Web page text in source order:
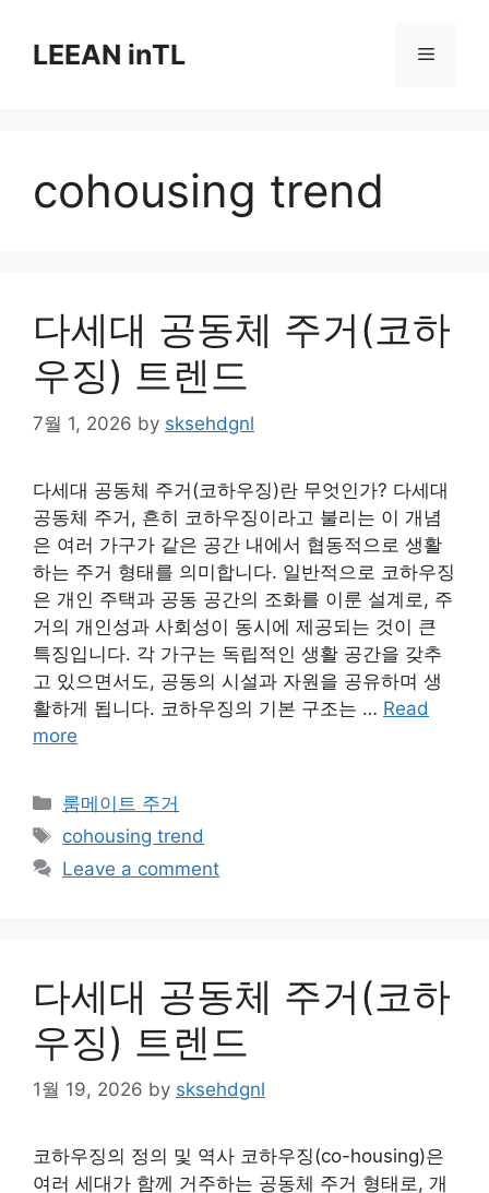
contentLEEAN inTL Menu
cohousing trend
다세대 공동체 주거(코하
우징) 트렌드
7월 1, 2026 by sksehdgnl
다세대 공동체 주거(코하우징)란 무엇인가? 다세대
공동체 주거, 흔히 코하우징이라고 불리는 이 개념
은 여러 가구가 같은 공간 내에서 협동적으로 생활
하는 주거 형태를 의미합니다. 일반적으로 코하우징
은 개인 주택과 공동 공간의 조화를 이룬 설계로, 주
거의 개인성과 사회성이 동시에 제공되는 것이 큰
특징입니다. 각 가구는 독립적인 생활 공간을 갖추
고 있으면서도, 공동의 시설과 자원을 공유하며 생
활하게 됩니다. 코하우징의 기본 구조는 … Read
more
Categories
룸메이트 주거
Tags
cohousing trend
Leave a comment
다세대 공동체 주거(코하
우징) 트렌드
1월 19, 2026 by sksehdgnl
코하우징의 정의 및 역사 코하우징(co-housing)은
여러 세대가 함께 거주하는 공동체 주거 형태로, 개